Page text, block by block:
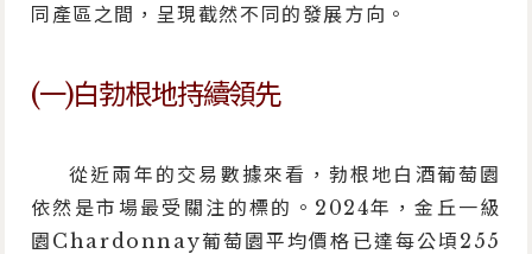
同產區之間，呈現截然不同的發展方向。
(一)白勃根地持續領先
從近兩年的交易數據來看，勃根地白酒葡萄園
依然是市場最受關注的標的。2024年，金丘一級
園Chardonnay葡萄園平均價格已達每公頃255